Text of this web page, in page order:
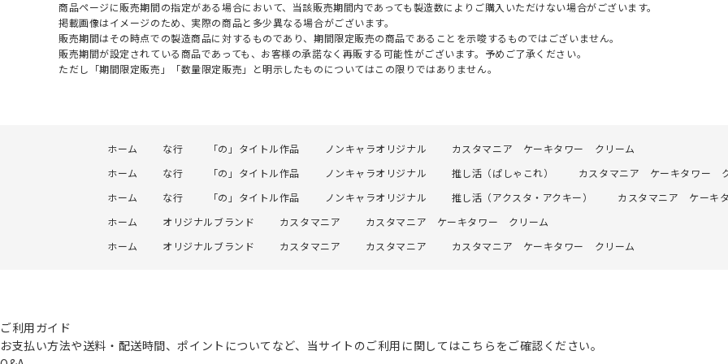
商品ページに販売期間の指定がある場合において、当該販売期間内であっても製造数によりご購入いただけない場合がございます。
掲載画像はイメージのため、実際の商品と多少異なる場合がございます。
販売期間はその時点での製造商品に対するものであり、期間限定販売の商品であることを示唆するものではございません。
販売期間が設定されている商品であっても、お客様の承諾なく再販する可能性がございます。予めご了承ください。
ただし「期間限定販売」「数量限定販売」と明示したものについてはこの限りではありません。
ホーム な行 「の」タイトル作品 ノンキャラオリジナル
カスタマニア ケーキタワー クリーム
ホーム
な行 「の」タイトル作品 ノンキャラオリジナル 推し活（ぱしゃこれ）
カスタマニア ケーキタワー
ホーム
な行 「の」タイトル作品 ノンキャラオリジナル 推し活（アクスタ・アクキー）
カスタマニア ケーキ
ホーム
オリジナルブランド カスタマニア
カスタマニア ケーキタワー クリーム
ホーム
オリジナルブランド カスタマニア カスタマニア カスタマニア ケーキタワー クリーム
ご利用ガイド
お支払い方法や送料・配送時間、ポイントについてなど、当サイトのご利用に関してはこちらをご確認ください。